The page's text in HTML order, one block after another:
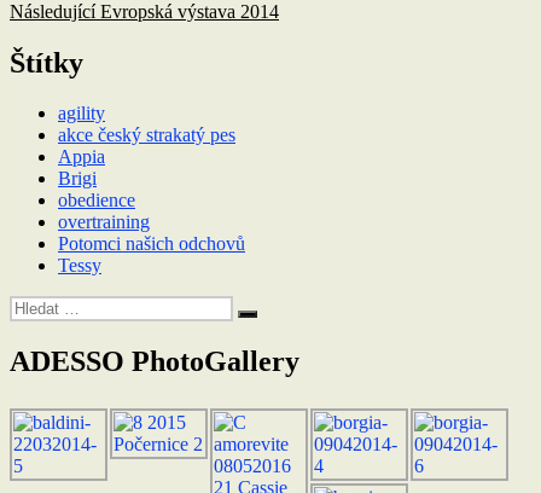
pro
příspěvek
příspěvek:
Následující Následující
Evropská výstava 2014
Štítky
agility
akce český strakatý pes
Appia
Brigi
obedience
overtraining
Potomci našich odchovů
Tessy
Hledat:
Hledání
ADESSO PhotoGallery